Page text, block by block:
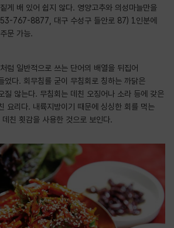
게 배 있어 쉽지 않다. 영양고추와 의성마늘만을
767-8877, 대구 수성구 들안로 87) 1인분에
문 가능.
럼 일반적으로 쓰는 단어의 배열을 뒤집어
었다. 회무침를 굳이 무침회로 칭하는 까닭은
질 않는다. 무침회는 데친 오징어나 소라 등에 갖은
요리다. 내륙지방이기 때문에 싱싱한 회를 먹는
친 횟감을 사용한 것으로 보인다.